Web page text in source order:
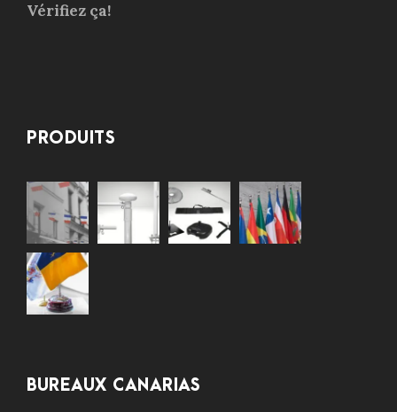
Vérifiez ça!
PRODUITS
BUREAUX CANARIAS